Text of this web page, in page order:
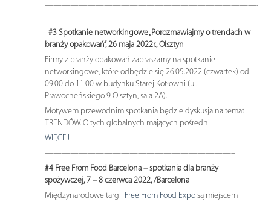
#3 Spotkanie networkingowe „Porozmawiajmy o trendach w
branży opakowań”, 26 maja 2022r., Olsztyn
Firmy z branży opakowań zapraszamy na spotkanie
networkingowe, które odbędzie się 26.05.2022 (czwartek) od
09:00 do 11:00 w budynku Starej Kotłowni (ul.
Prawocheńskiego 9 Olsztyn, sala 2A).
Motywem przewodnim spotkania będzie dyskusja na temat
TRENDÓW. O tych globalnych mających pośredni
WIĘCEJ
——————————————————————–
#4 Free From Food Barcelona – spotkania dla branży
spożywczej, 7 – 8 czerwca 2022, /Barcelona
Międzynarodowe targi Free From Food Expo są miejscem